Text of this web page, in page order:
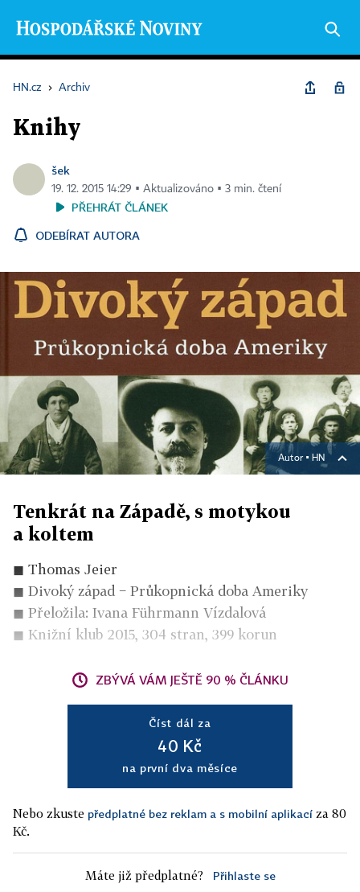
HN.cz › Archiv
Knihy
šek
19. 12. 2015 14:29 ▪ Aktualizováno ▪ 3 min. čtení
PŘEHRÁT ČLÁNEK
ODEBÍRAT AUTORA
Autor ▪ HN
Tenkrát na Západě, s motykou
a koltem
◼ Thomas Jeier
◼ Divoký západ − Průkopnická doba Ameriky
◼ Přeložila: Ivana Führmann Vízdalová
◼ Knižní klub 2015, 304 stran, 399 korun
ZBÝVÁ VÁM JEŠTĚ 90 % ČLÁNKU
Číst dál za
40 Kč
na první dva měsíce
Nebo zkuste předplatné bez reklam a s mobilní aplikací za 80
Kč.
Máte již předplatné? Přihlaste se